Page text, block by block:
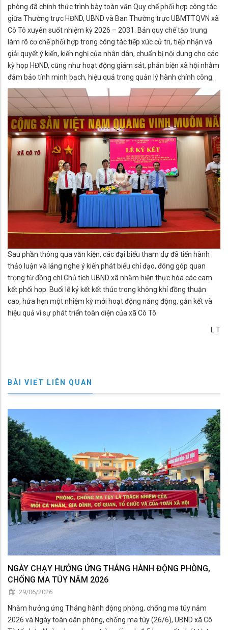
phòng đã chính thức trình bày toàn văn Quy chế phối hợp công tác
giữa Thường trực HĐND, UBND và Ban Thường trực UBMTTQVN xã
Cô Tô xuyên suốt nhiệm kỳ 2026 – 2031. Bản quy chế tập trung
làm rõ cơ chế phối hợp trong công tác tiếp xúc cử tri, tiếp nhận và
giải quyết ý kiến, kiến nghị của nhân dân, chuẩn bị nội dung cho các
kỳ họp HĐND, cũng như hoạt động giám sát, phản biện xã hội nhằm
đảm bảo tính minh bạch, hiệu quả trong quản lý hành chính công.
Sau phần thông qua văn kiện, các đại biểu tham dự đã tiến hành
thảo luận và lắng nghe ý kiến phát biểu chỉ đạo, đóng góp quan
trọng từ đồng chí Chủ tịch UBND xã nhằm hiện thực hóa các cam
kết phối hợp. Buổi lễ ký kết kết thúc trong không khí đồng thuận
cao, hứa hẹn một nhiệm kỳ mới hoạt động năng động, gắn kết và
hiệu quả vì sự phát triển toàn diện của xã Cô Tô.
L.T
BÀI VIẾT LIÊN QUAN
NGÀY CHẠY HƯỞNG ỨNG THÁNG HÀNH ĐỘNG PHÒNG,
CHỐNG MA TÚY NĂM 2026
29/06/2026
Nhằm hưởng ứng Tháng hành động phòng, chống ma túy năm
2026 và Ngày toàn dân phòng, chống ma túy (26/6), UBND xã Cô